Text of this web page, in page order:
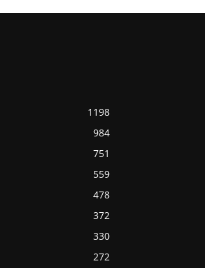
1198
984
751
559
478
372
330
272